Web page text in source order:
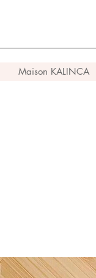
Maison KALINCA